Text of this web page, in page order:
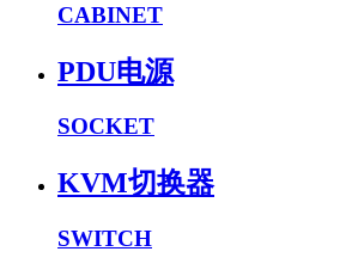
CABINET
PDU电源
SOCKET
KVM切换器
SWITCH